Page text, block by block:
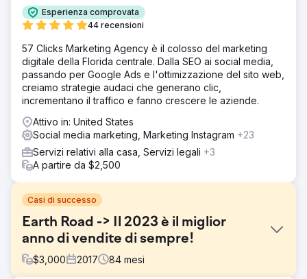
Esperienza comprovata
44 recensioni
57 Clicks Marketing Agency è il colosso del marketing
digitale della Florida centrale. Dalla SEO ai social media,
passando per Google Ads e l'ottimizzazione del sito web,
creiamo strategie audaci che generano clic,
incrementano il traffico e fanno crescere le aziende.
Attivo in: United States
Social media marketing, Marketing Instagram +23
Servizi relativi alla casa, Servizi legali +3
A partire da $2,500
Casi di successo
Earth Road -> Il 2023 è il miglior
anno di vendite di sempre!
$3,000 2017 84 mesi